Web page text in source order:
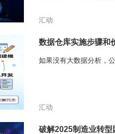
汇动
数据仓库实施步骤和
如果没有大数据分析，
汇动
破解2025制造业转